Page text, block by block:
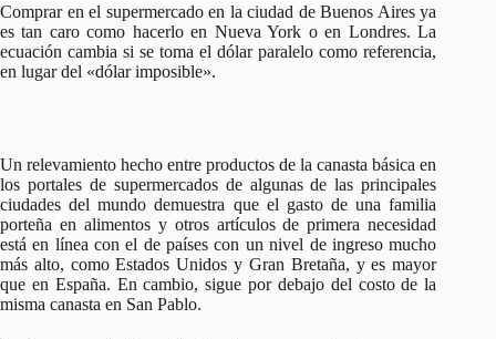
Comprar en el supermercado en la ciudad de Buenos Aires ya
es tan caro como hacerlo en Nueva York o en Londres. La
ecuación cambia si se toma el dólar paralelo como referencia,
en lugar del «dólar imposible».
Un relevamiento hecho entre productos de la canasta básica en
los portales de supermercados de algunas de las principales
ciudades del mundo demuestra que el gasto de una familia
porteña en alimentos y otros artículos de primera necesidad
está en línea con el de países con un nivel de ingreso mucho
más alto, como Estados Unidos y Gran Bretaña, y es mayor
que en España. En cambio, sigue por debajo del costo de la
misma canasta en San Pablo.